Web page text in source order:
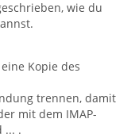
wie du
Kopie des
trennen, damit
mit dem IMAP-
... .